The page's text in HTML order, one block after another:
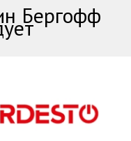
Бергофф